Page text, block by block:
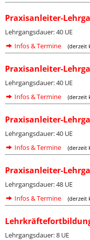
Praxisanleiter-
Lehrgangsdauer: 40 UE
Infos & Termine
(derzeit
Praxisanleiter-
Lehrgangsdauer: 40 UE
Infos & Termine
(derzeit
Praxisanleiter-
Lehrgangsdauer: 40 UE
Infos & Termine
(derzeit
Praxisanleiter-
Lehrgangsdauer: 48 UE
Infos & Termine
(derzeit
Lehrgangsdauer: 8 UE